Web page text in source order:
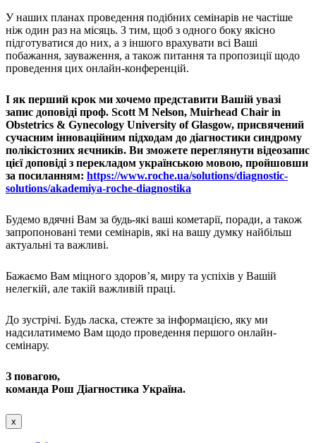
У наших планах проведення подібних семінарів не частіше
ніж один раз на місяць. З тим, щоб з одного боку якісно
підготуватися до них, а з іншого врахувати всі Ваші
побажання, зауваження, а також питання та пропозиції щодо
проведення цих онлайн-конференцій.
І як перший крок ми хочемо представити Вашій увазі
запис доповіді проф. Scott M Nelson, Muirhead Chair in
Obstetrics & Gynecology University of Glasgow, присвячений
сучасним інноваційним підходам до діагностики синдрому
полікістозних яєчників. Ви зможете переглянути відеозапис
цієї доповіді з перекладом українською мовою, пройшовши
за посиланням: https://www.roche.ua/solutions/diagnostic-
solutions/akademiya-roche-diagnostika
Будемо вдячні Вам за будь-які ваші кометарії, поради, а також
запропоновані теми семінарів, які на вашу думку найбільш
актуальні та важливі.
Бажаємо Вам міцного здоров’я, миру та успіхів у Вашій
нелегкій, але такій важливій праці.
До зустрічі. Будь ласка, стежте за інформацією, яку ми
надсилатимемо Вам щодо проведення першого онлайн-
семінару.
З повагою,
команда Рош Діагностика Україна.
x